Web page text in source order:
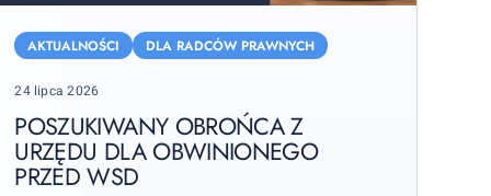
obrońca
urzędu
obwinionego
przed
AKTUALNOŚCI DLA RADCÓW PRAWNYCH
Posted
24 lipca 2026
POSZUKIWANY OBROŃCA Z
URZĘDU DLA OBWINIONEGO
PRZED WSD